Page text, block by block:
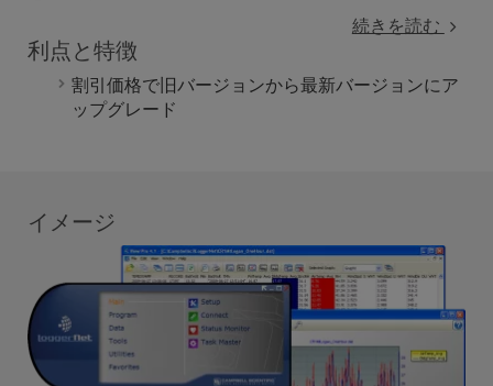
続きを読む
利点と特徴
割引価格で旧バージョンから最新バージョンにア
ップグレード
イメージ